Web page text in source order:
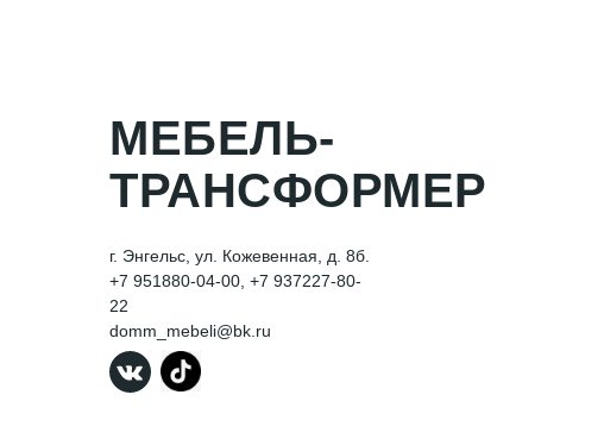
г. Энгельс, ул. Кожевенная, д. 8б.
+7 951880-04-00, +7 937227-80-
22
domm_mebeli@bk.ru
МЕБЕЛЬ-
ТРАНСФОРМЕР